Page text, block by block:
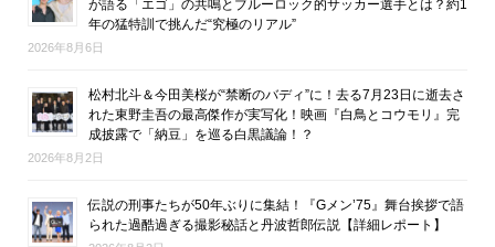
が語る「エゴ」の共鳴とブルーロック的サッカー選手とは？約1
年の猛特訓で挑んだ“究極のリアル”
2026年8月6日
松村北斗＆今田美桜が“禁断のバディ”に！去る7月23日に逝去さ
れた東野圭吾の最高傑作が実写化！映画『白鳥とコウモリ』完
成披露で「納豆」を巡る白黒議論！？
2026年8月2日
伝説の刑事たちが50年ぶりに集結！『Gメン’75』舞台挨拶で語
られた過酷過ぎる撮影秘話と丹波哲郎伝説【詳細レポート】